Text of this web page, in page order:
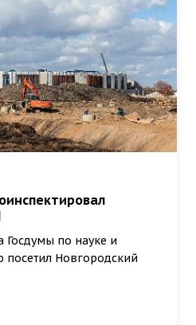
Госдумы по науке и
Новгородский